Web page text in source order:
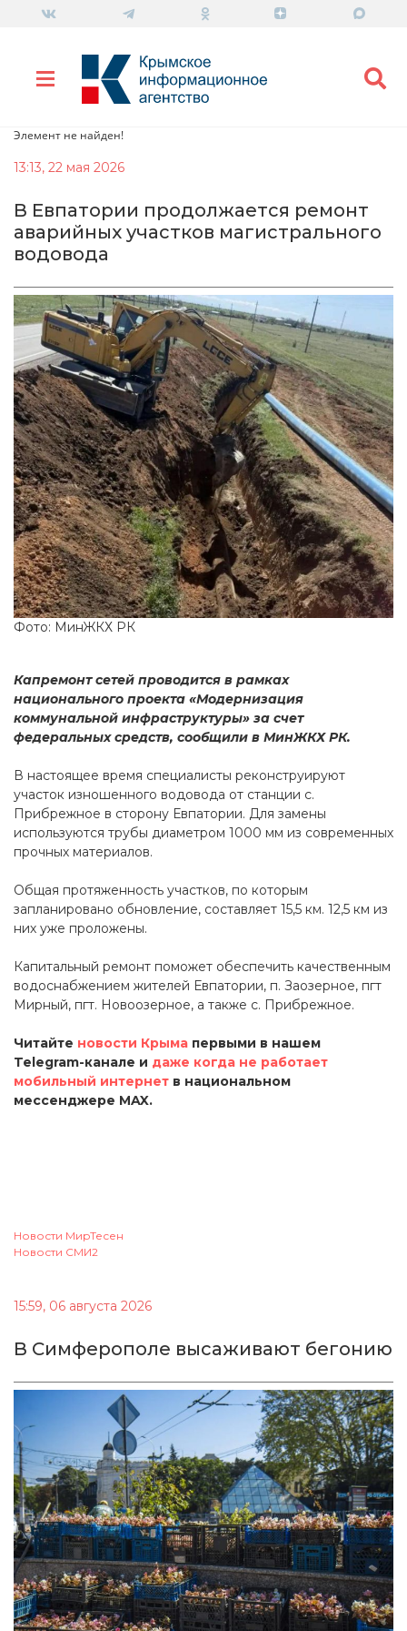
Элемент не найден!
13:13, 22 мая 2026
В Евпатории продолжается ремонт
аварийных участков магистрального
водовода
Фото: МинЖКХ РК
Капремонт сетей проводится в рамках
национального проекта «Модернизация
коммунальной инфраструктуры» за счет
федеральных средств, сообщили в МинЖКХ РК.
В настоящее время специалисты реконструируют
участок изношенного водовода от станции с.
Прибрежное в сторону Евпатории. Для замены
используются трубы диаметром 1000 мм из современных
прочных материалов.
Общая протяженность участков, по которым
запланировано обновление, составляет 15,5 км. 12,5 км из
них уже проложены.
Капитальный ремонт поможет обеспечить качественным
водоснабжением жителей Евпатории, п. Заозерное, пгт
Мирный, пгт. Новоозерное, а также с. Прибрежное.
Читайте новости Крыма первыми в нашем
Telegram-канале и даже когда не работает
мобильный интернет в национальном
мессенджере MAX.
Новости МирТесен
Новости СМИ2
15:59, 06 августа 2026
В Симферополе высаживают бегонию